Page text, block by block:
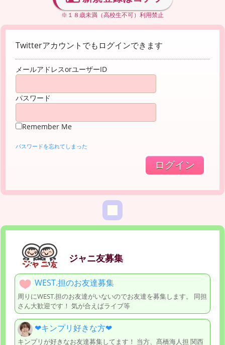
※１８歳未満（高校生不可）利用禁止
Twitterアカウントでもログインできます
メールアドレスorユーザーID
パスワード
Remember Me
パスワードを忘れてしまった
ジャニ友募集
WEST.担のお友達募集
周りにWEST.担のお友達がいないのでお友達を募集します。 同担
さん大歓迎です！ 気が合えばライブ等
❤︎︎キンプリ好きな方❤︎︎
キンプリが好きなお友達募集してます！ 当方、髙橋海人担 関西